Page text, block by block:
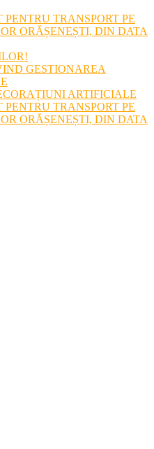
TRANSPORT PE
ORĂȘENEȘTI, DIN DATA
GESTIONAREA
ARTIFICIALE
TRANSPORT PE
ORĂȘENEȘTI, DIN DATA